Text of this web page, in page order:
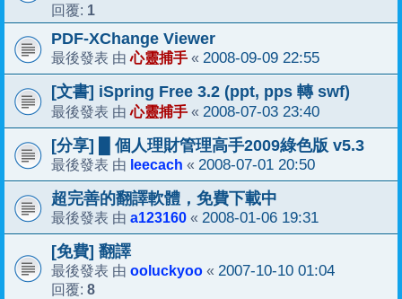
回覆: 1
PDF-XChange Viewer
最後發表 由心靈捕手 « 2008-09-09 22:55
[文書] iSpring Free 3.2 (ppt, pps 轉 swf)
最後發表 由心靈捕手 « 2008-07-03 23:40
[分享] █ 個人理財管理高手2009綠色版 v5.3
最後發表 由 leecach « 2008-07-01 20:50
超完善的翻譯軟體，免費下載中
最後發表 由 a123160 « 2008-01-06 19:31
[免費] 翻譯
最後發表 由 ooluckyoo « 2007-10-10 01:04
回覆: 8